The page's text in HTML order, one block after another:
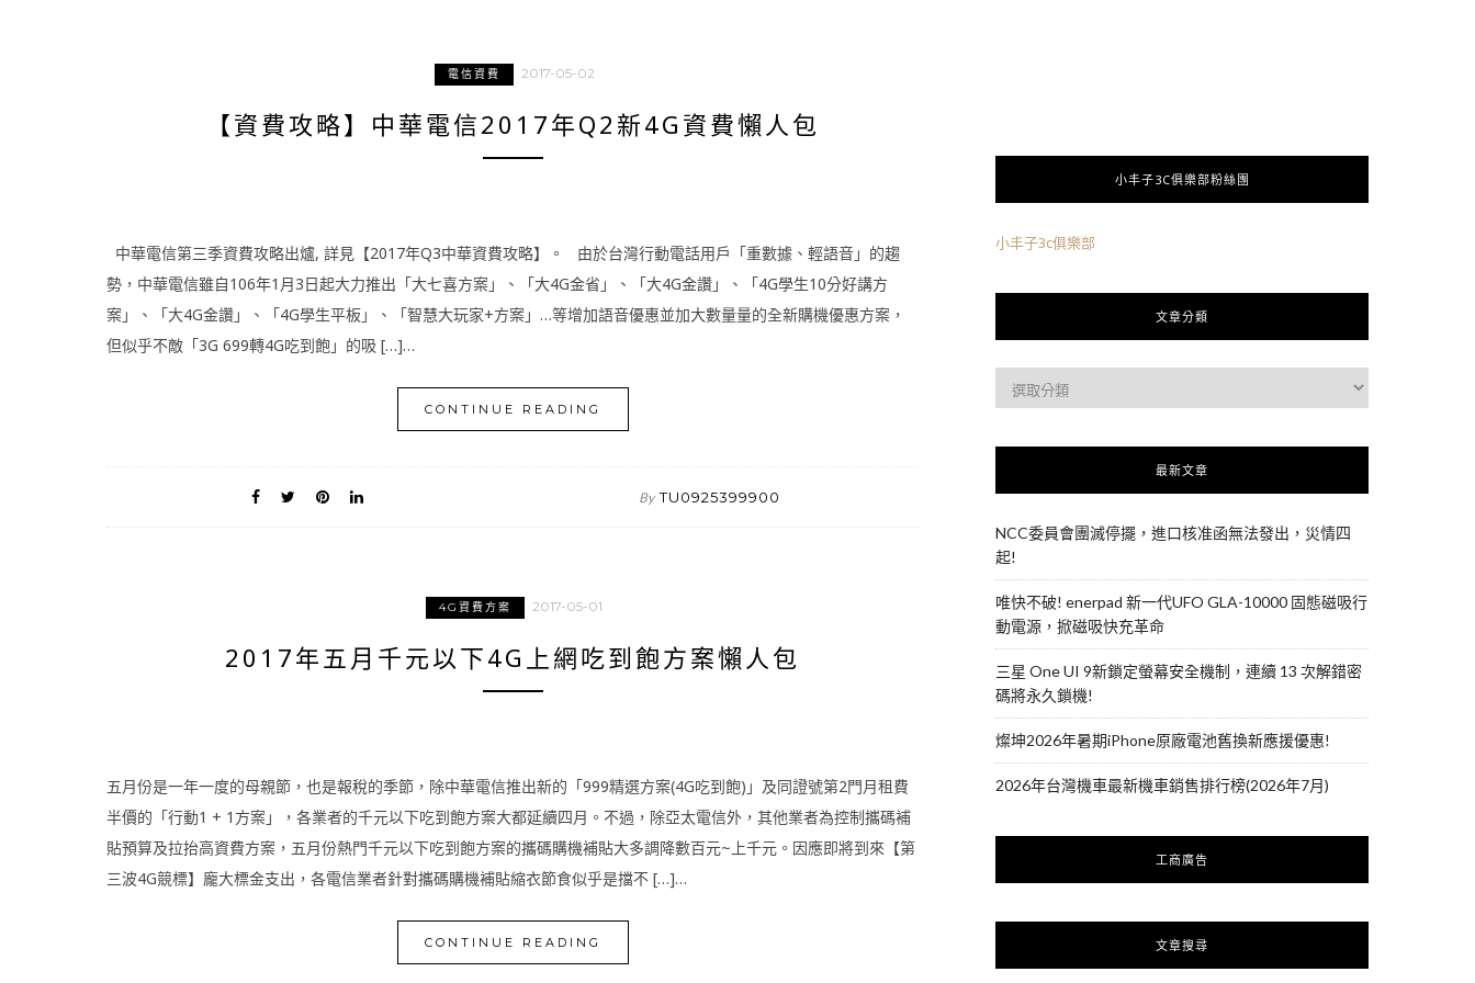
電信資費 2017-05-02
【資費攻略】中華電信2017年Q2新4G資費懶人包
中華電信第三季資費攻略出爐, 詳見【2017年Q3中華資費攻略】。 由於台灣行動電話用戶「重數據、輕語音」的趨
勢，中華電信雖自106年1月3日起大力推出「大七喜方案」、「大4G金省」、「大4G金讚」、「4G學生10分好講方
案」、「大4G金讚」、「4G學生平板」、「智慧大玩家+方案」…等增加語音優惠並加大數量量的全新購機優惠方案，
但似乎不敵「3G 699轉4G吃到飽」的吸 […]…
CONTINUE READING
By TU0925399900
4G資費方案 2017-05-01
2017年五月千元以下4G上網吃到飽方案懶人包
五月份是一年一度的母親節，也是報稅的季節，除中華電信推出新的「999精選方案(4G吃到飽)」及同證號第2門月租費
半價的「行動1 + 1方案」，各業者的千元以下吃到飽方案大都延續四月。不過，除亞太電信外，其他業者為控制攜碼補
貼預算及拉抬高資費方案，五月份熱門千元以下吃到飽方案的攜碼購機補貼大多調降數百元~上千元。因應即將到來【第
三波4G競標】龐大標金支出，各電信業者針對攜碼購機補貼縮衣節食似乎是擋不 […]…
CONTINUE READING
小丰子3C俱樂部粉絲團
小丰子3c俱樂部
文章分類
最新文章
NCC委員會團滅停擺，進口核准函無法發出，災情四
起!
唯快不破! enerpad 新一代UFO GLA-10000 固態磁吸行
動電源，掀磁吸快充革命
三星 One UI 9新鎖定螢幕安全機制，連續 13 次解錯密
碼將永久鎖機!
燦坤2026年暑期iPhone原廠電池舊換新應援優惠!
2026年台灣機車最新機車銷售排行榜(2026年7月)
工商廣告
文章搜尋